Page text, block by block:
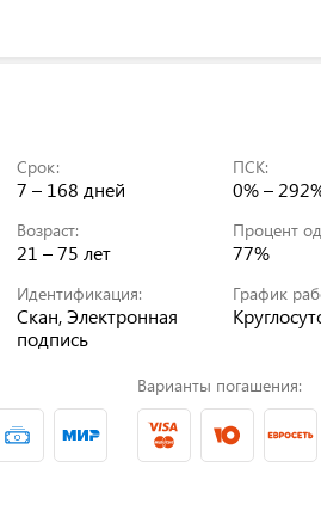
Срок:
7 – 168 дней
ПСК:
0% –
Возраст:
21 – 75 лет
Процент
77%
Идентификация:
Скан, Электронная
подпись
График
Варианты погашения: